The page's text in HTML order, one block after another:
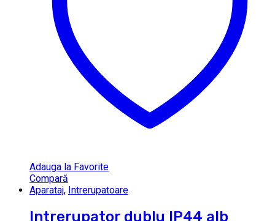
Adauga la Favorite
Compară
Aparataj, Intrerupatoare
Intrerupator dublu IP44 alb